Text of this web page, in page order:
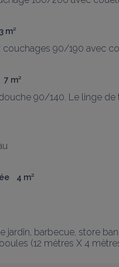
m²
90/190 avec
7 m²
90/140. Le linge
4 m²
jardin, barbecue, store
(12 mètres X 4